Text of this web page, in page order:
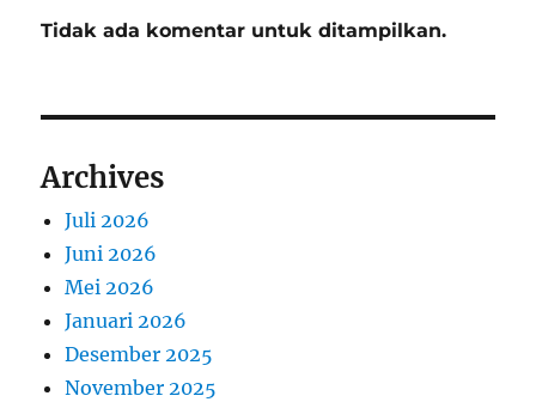
Tidak ada komentar untuk ditampilkan.
Archives
Juli 2026
Juni 2026
Mei 2026
Januari 2026
Desember 2025
November 2025